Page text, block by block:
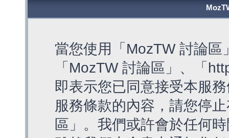
當您使用「MozTW 討論
「MozTW 討論區」、「
即表示您已同意接受本服
服務條款的內容，請您停
區」。我們或許會於任何